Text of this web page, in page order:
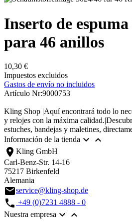
Inserto de espuma
para 46 anillos
10,30 €
Impuestos excluidos
Gastos de envío no incluidos
Artículo Nr:9000753
Kling Shop |Aquí encontrará todo lo
y relojes con la máxima
estuches, bandejas y maletines,
Información de la tienda  
location_on Kling GmbH
Carl-Benz-Str. 14-16
75217 Birkenfeld
Alemania
emailservice@kling-shop.de
call +49 (0)7231 4888 - 0
Nuestra empresa  